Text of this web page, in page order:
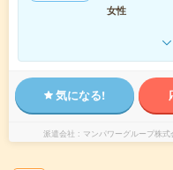
女性
気になる!
派遣会社 マンパワーグループ株